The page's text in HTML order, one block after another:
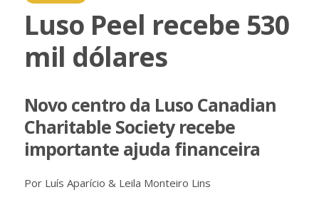
Luso Peel recebe 530
mil dólares
Novo centro da Luso Canadian
Charitable Society recebe
importante ajuda financeira
Por Luís Aparício & Leila Monteiro Lins